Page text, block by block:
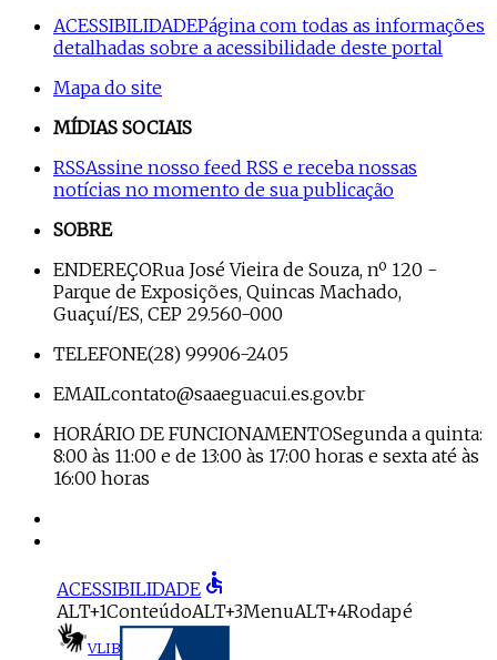
ACESSIBILIDADEPágina com todas as informações
detalhadas sobre a acessibilidade deste portal
Mapa do site
MÍDIAS SOCIAIS
RSSAssine nosso feed RSS e receba nossas
notícias no momento de sua publicação
SOBRE
ENDEREÇORua José Vieira de Souza, nº 120 -
Parque de Exposições, Quincas Machado,
Guaçuí/ES, CEP 29.560-000
TELEFONE(28) 99906-2405
EMAILcontato@saaeguacui.es.gov.br
HORÁRIO DE FUNCIONAMENTOSegunda a quinta:
8:00 às 11:00 e de 13:00 às 17:00 horas e sexta até às
16:00 horas
ACESSIBILIDADE accessible
ALT+1ConteúdoALT+3MenuALT+4Rodapé
VLIBRAS